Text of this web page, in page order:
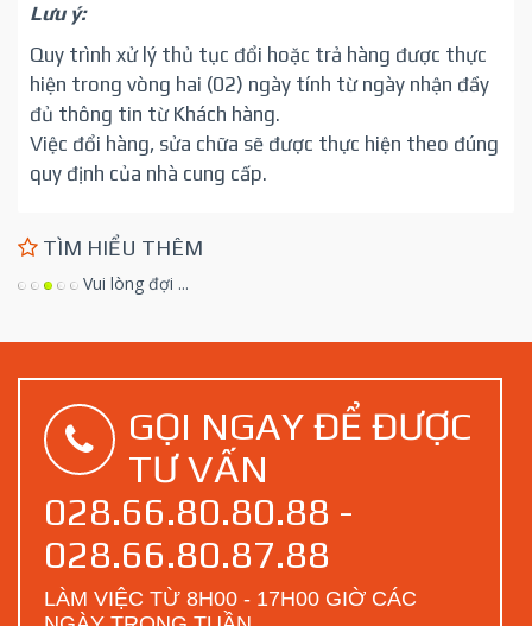
Lưu ý:
Quy trình xử lý thủ tục đổi hoặc trả hàng được thực
hiện trong vòng hai (02) ngày tính từ ngày nhận đầy
đủ thông tin từ Khách hàng.
Việc đổi hàng, sửa chữa sẽ được thực hiện theo đúng
quy định của nhà cung cấp.
TÌM HIỂU THÊM
Vui lòng đợi ...
GỌI NGAY ĐỂ ĐƯỢC
TƯ VẤN
028.66.80.80.88 -
028.66.80.87.88
LÀM VIỆC TỪ 8H00 - 17H00 GIỜ CÁC